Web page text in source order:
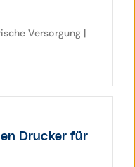
Versorgung |
Drucker für